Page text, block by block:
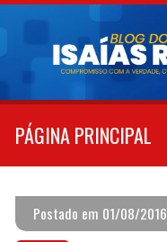
Pular
conteúdo
PÁGINA PRINCIPAL
Postado em 01/08/2016